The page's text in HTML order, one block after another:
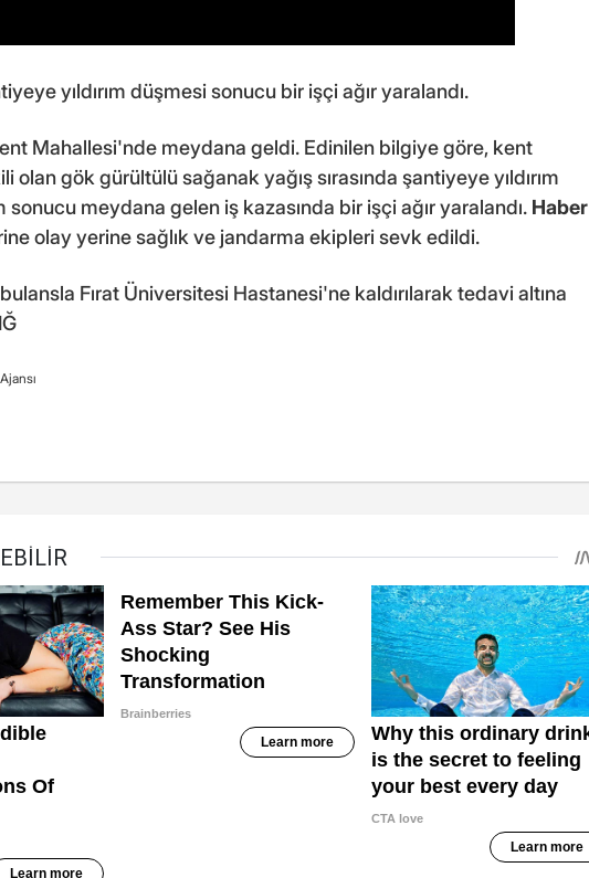
yıldırım düşmesi sonucu bir işçi ağır yaralandı.
Mahallesi'nde meydana geldi. Edinilen bilgiye göre, kent
olan gök gürültülü sağanak yağış sırasında şantiyeye yıldırım
sonucu meydana gelen iş kazasında bir işçi ağır yaralandı. Haber
olay yerine sağlık ve jandarma ekipleri sevk edildi.
Fırat Üniversitesi Hastanesi'ne kaldırılarak tedavi altına